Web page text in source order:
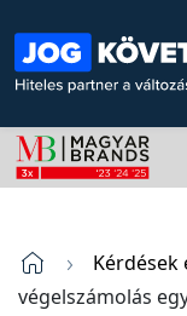
Kérdések
végelszámolás